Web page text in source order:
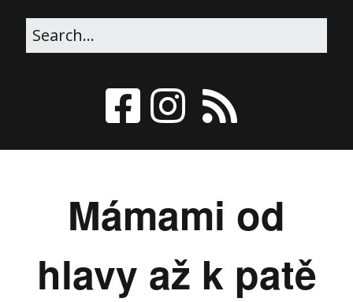
Mámami od
hlavy až k patě